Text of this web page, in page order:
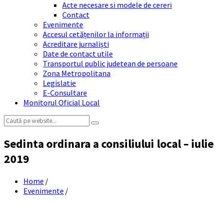
Acte necesare si modele de cereri
Contact
Evenimente
Accesul cetățenilor la informații
Acreditare jurnaliști
Date de contact utile
Transportul public judetean de persoane
Zona Metropolitana
Legislatie
E-Consultare
Monitorul Oficial Local
Search:
Sedinta ordinara a consiliului local – iulie
2019
Home /
Evenimente /